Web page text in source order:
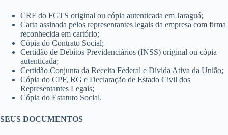
CRF do FGTS original ou cópia autenticada em Jaraguá;
Carta assinada pelos representantes legais da empresa com firma
reconhecida em cartório;
Cópia do Contrato Social;
Certidão de Débitos Previdenciários (INSS) original ou cópia
autenticada;
Certidão Conjunta da Receita Federal e Dívida Ativa da União;
Cópia do CPF, RG e Declaração de Estado Civil dos
Representantes Legais;
Cópia do Estatuto Social.
SEUS DOCUMENTOS